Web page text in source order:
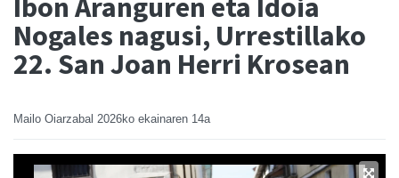
Nogales nagusi, Urrestillako
22. San Joan Herri Krosean
Mailo Oiarzabal 2026ko ekainaren 14a